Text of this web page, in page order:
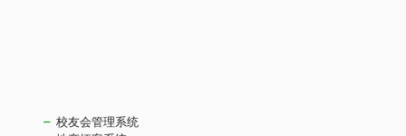
校友会管理系统